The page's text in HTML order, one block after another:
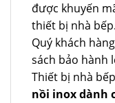
được khuyến
thiết bị nhà bếp.
Quý khách
sách bảo hành
Thiết bị nhà
nồi inox dành